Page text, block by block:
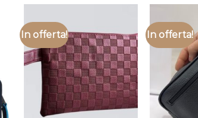
In offerta! In offerta!